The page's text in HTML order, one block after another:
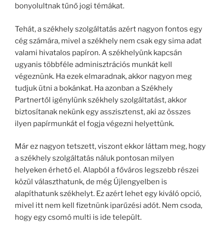
bonyolultnak tűnő jogi témákat.
Tehát, a székhely szolgáltatás azért nagyon fontos egy
cég számára, mivel a székhely nem csak egy sima adat
valami hivatalos papíron. A székhelyünk kapcsán
ugyanis többféle adminisztrációs munkát kell
végeznünk. Ha ezek elmaradnak, akkor nagyon meg
tudjuk ütni a bokánkat. Ha azonban a Székhely
Partnertől igénylünk székhely szolgáltatást, akkor
biztosítanak nekünk egy asszisztenst, aki az összes
ilyen papírmunkát el fogja végezni helyettünk.
Már ez nagyon tetszett, viszont ekkor láttam meg, hogy
a székhely szolgáltatás náluk pontosan milyen
helyeken érhető el. Alapból a főváros legszebb részei
közül választhatunk, de még Újlengyelben is
alapíthatunk székhelyt. Ez azért lehet egy kiváló opció,
mivel itt nem kell fizetnünk iparűzési adót. Nem csoda,
hogy egy csomó multi is ide települt.